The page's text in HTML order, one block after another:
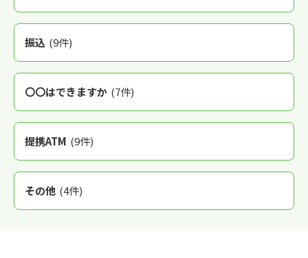
振込 (9件)
〇〇はできますか (7件)
提携ATM (9件)
その他 (4件)